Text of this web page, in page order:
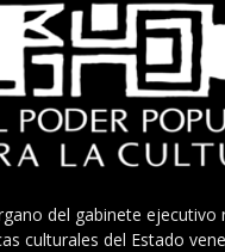
del gabinete
culturales del Estado